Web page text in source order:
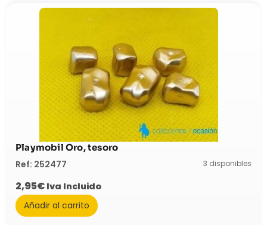
Playmobil Oro, tesoro
Ref: 252477 3 disponibles
2,95€ Iva Incluido
Añadir al carrito